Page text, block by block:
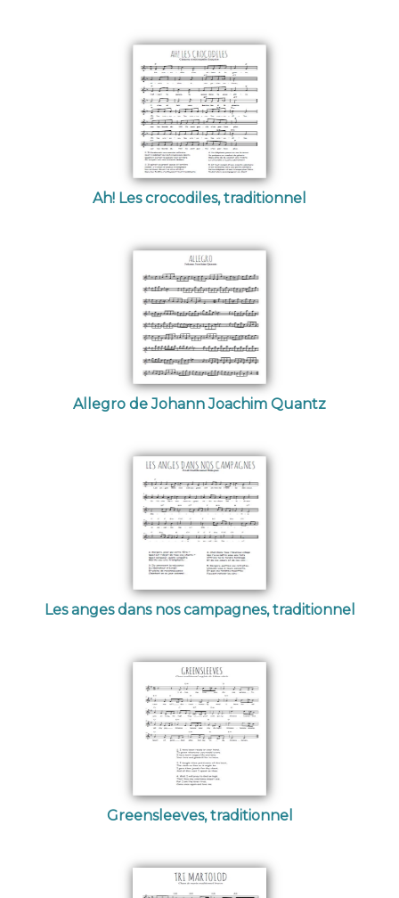
Ah! Les crocodiles, traditionnel
Allegro de Johann Joachim Quantz
Les anges dans nos campagnes, traditionnel
Greensleeves, traditionnel